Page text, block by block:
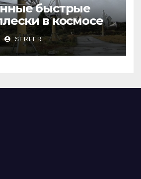
быстрые
в космосе
все более
SERFER